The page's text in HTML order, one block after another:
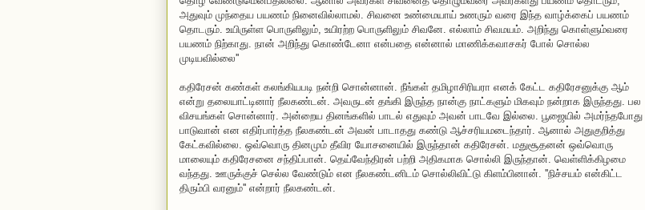
அதுவும் முந்தைய பயணம் நினைவில்லாமல். சிவனை உண்மையாய் உணரும் வரை இந்த வாழ்க்கைப் பயணம்
தொடரும். உயிருள்ள பொருளிலும், உயிரற்ற பொருளிலும் சிவனே. எல்லாம் சிவமயம். அறிந்து கொள்ளும்வரை
பயணம் நிற்காது. நான் அறிந்து கொண்டேனா என்பதை என்னால் மாணிக்கவாசகர் போல் சொல்ல
முடியவில்லை''
கதிரேசன் கண்கள் கலங்கியபடி நன்றி சொன்னான். நீங்கள் தமிழாசிரியரா எனக் கேட்ட கதிரேசனுக்கு ஆம்
என்று தலையாட்டினார் நீலகண்டன். அவருடன் தங்கி இருந்த நான்கு நாட்களும் மிகவும் நன்றாக இருந்தது. பல
விசயங்கள் சொன்னார். அன்றைய தினங்களில் பாடல் எதுவும் அவன் பாடவே இல்லை. பூஜையில் அமர்ந்தபோது
பாடுவான் என எதிர்பார்த்த நீலகண்டன் அவன் பாடாதது கண்டு ஆச்சரியமடைந்தார். ஆனால் அதுகுறித்து
கேட்கவில்லை. ஒவ்வொரு தினமும் தீவிர யோசனையில் இருந்தான் கதிரேசன். மதுசூதனன் ஒவ்வொரு
மாலையும் கதிரேசனை சந்திப்பான். தெய்வேந்திரன் பற்றி அதிகமாக சொல்லி இருந்தான். வெள்ளிக்கிழமை
வந்தது. ஊருக்குச் செல்ல வேண்டும் என நீலகண்டனிடம் சொல்லிவிட்டு கிளம்பினான். ''நிச்சயம் என்கிட்ட
திரும்பி வரனும்'' என்றார் நீலகண்டன்.